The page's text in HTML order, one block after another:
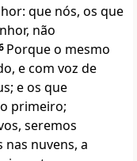
que nós, os que
não
Porque o mesmo
e com voz de
e os que
primeiro;
seremos
nuvens, a